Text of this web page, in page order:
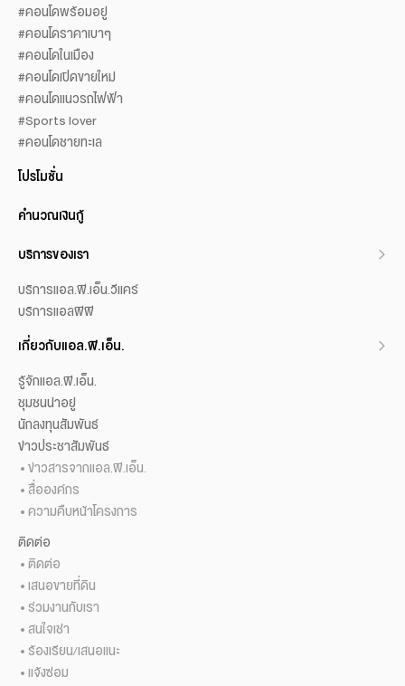
#คอนโดพร้อมอยู่
#คอนโดราคาเบาๆ
#คอนโดในเมือง
#คอนโดเปิดขายใหม่
#คอนโดแนวรถไฟฟ้า
#Sports lover
#คอนโดชายทะเล
โปรโมชั่น
คำนวณเงินกู้
บริการของเรา
บริการแอล.พี.เอ็น.วีแคร์
บริการแอลพีพี
เกี่ยวกับแอล.พี.เอ็น.
รู้จักแอล.พี.เอ็น.
ชุมชนน่าอยู่
นักลงทุนสัมพันธ์
ข่าวประชาสัมพันธ์
ข่าวสารจากแอล.พี.เอ็น.
สื่อองค์กร
ความคืบหน้าโครงการ
ติดต่อ
ติดต่อ
เสนอขายที่ดิน
ร่วมงานกับเรา
สนใจเช่า
ร้องเรียน/เสนอแนะ
แจ้งซ่อม